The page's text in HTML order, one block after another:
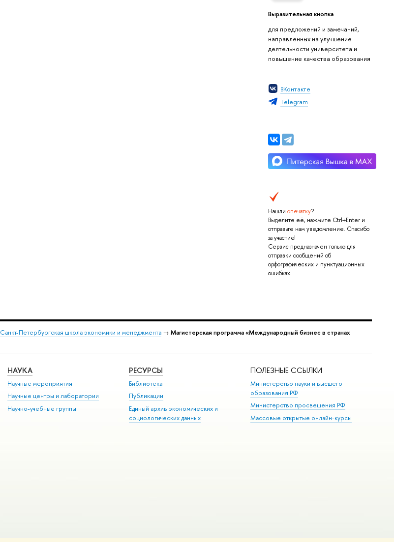
Выразительная кнопка
для предложений и замечаний,
направленных на улучшение
деятельности университета и
повышение качества образования
ВКонтакте
Тelegram
Нашли опечатку?
Выделите её, нажмите Ctrl+Enter и
отправьте нам уведомление. Спасибо
за участие!
Сервис предназначен только для
отправки сообщений об
орфографических и пунктуационных
ошибках.
Санкт-Петербургская школа экономики и менеджмента→ Магистерская программа «Международный бизнес в странах
НАУКА
Научные мероприятия
Научные центры и лаборатории
Научно-учебные группы
РЕСУРСЫ
Библиотека
Публикации
Единый архив экономических и
социологических данных
ПОЛЕЗНЫЕ ССЫЛКИ
Министерство науки и высшего
образования РФ
Министерство просвещения РФ
Массовые открытые онлайн-курсы